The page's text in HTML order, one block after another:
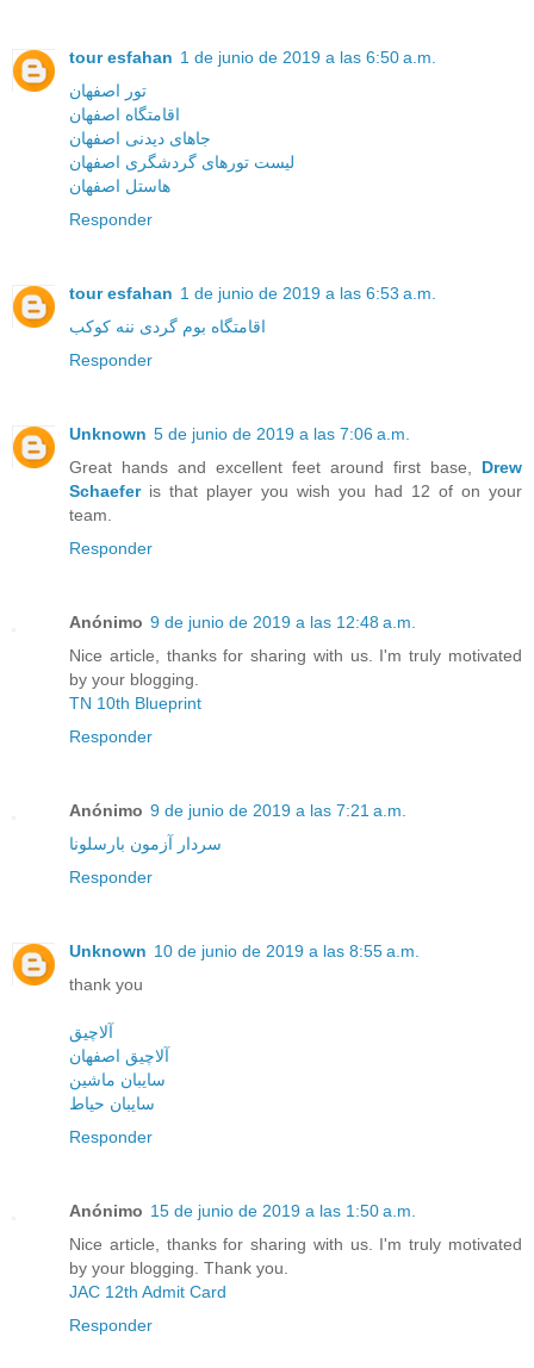
tour esfahan 1 de junio de 2019 a las 6:50 a.m.
تور اصفهان
اقامتگاه اصفهان
جاهای دیدنی اصفهان
لیست تورهای گردشگری اصفهان
هاستل اصفهان
Responder
tour esfahan 1 de junio de 2019 a las 6:53 a.m.
اقامتگاه بوم گردی ننه کوکب
Responder
Unknown 5 de junio de 2019 a las 7:06 a.m.
Great hands and excellent feet around first base, Drew
Schaefer is that player you wish you had 12 of on your
team.
Responder
Anónimo 9 de junio de 2019 a las 12:48 a.m.
Nice article, thanks for sharing with us. I'm truly motivated
by your blogging.
TN 10th Blueprint
Responder
Anónimo 9 de junio de 2019 a las 7:21 a.m.
سردار آزمون بارسلونا
Responder
Unknown 10 de junio de 2019 a las 8:55 a.m.
thank you
آلاچیق
آلاچیق اصفهان
سایبان ماشین
سایبان حیاط
Responder
Anónimo 15 de junio de 2019 a las 1:50 a.m.
Nice article, thanks for sharing with us. I'm truly motivated
by your blogging. Thank you.
JAC 12th Admit Card
Responder